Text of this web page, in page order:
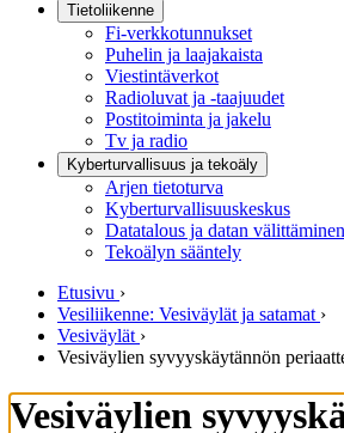
Tietoliikenne
Fi-verkkotunnukset
Puhelin ja laajakaista
Viestintäverkot
Radioluvat ja -taajuudet
Postitoiminta ja jakelu
Tv ja radio
Kyberturvallisuus ja tekoäly
Arjen tietoturva
Kyberturvallisuuskeskus
Datatalous ja datan välittäminen
Tekoälyn sääntely
Etusivu ›
Vesiliikenne: Vesiväylät ja satamat ›
Vesiväylät ›
Vesiväylien syvyyskäytännön
Vesiväylien